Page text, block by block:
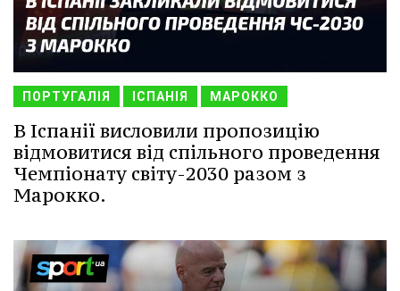
ПОРТУГАЛІЯ ІСПАНІЯ МАРОККО
В Іспанії висловили пропозицію
відмовитися від спільного проведення
Чемпіонату світу-2030 разом з
Марокко.